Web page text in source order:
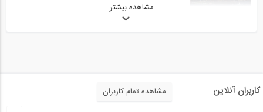
مشاهده بیشتر
کاربران آنلاین مشاهده تمام کاربران